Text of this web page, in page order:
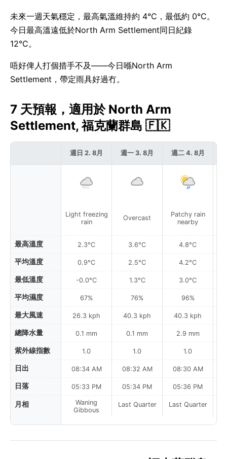
未來一週天氣穩定，最高氣溫維持約 4°C，最低約 0°C。
今日最高溫遠低於North Arm Settlement同日紀錄
12°C。
唔好俾人打個措手不及——今日喺North Arm
Settlement，帶定雨具好過冇。
7 天預報，適用於 North Arm
Settlement, 福克蘭群島 🇫🇰
最高溫度
平均溫度
最低溫度
平均濕度
最大風速
總降水量
紫外線指數
日出
日落
月相
週日 2. 8月
Light freezing
rain
2.3°C
0.9°C
-0.0°C
67%
26.3 kph
0.1 mm
1.0
08:34 AM
05:33 PM
Waning
Gibbous
週一 3. 8月
Overcast
3.6°C
2.5°C
1.3°C
76%
40.3 kph
0.1 mm
1.0
08:32 AM
05:34 PM
Last Quarter
週二 4. 8月
Patchy rain
nearby
4.8°C
4.2°C
3.0°C
96%
40.3 kph
2.9 mm
1.0
08:30 AM
05:36 PM
Last Quarter